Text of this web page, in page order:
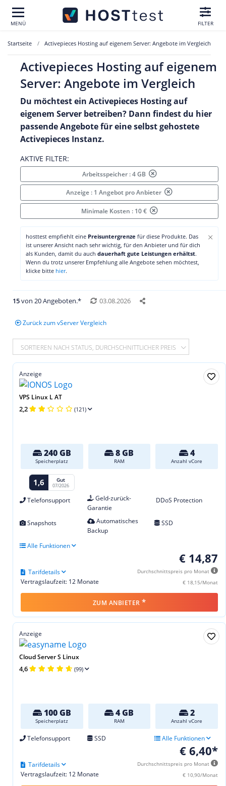
MENÜ FILTER
Startseite Activepieces Hosting auf eigenem Server: Angebote im Vergleich
Activepieces Hosting auf eigenem
Server: Angebote im Vergleich
Du möchtest ein Activepieces Hosting auf
eigenem Server betreiben? Dann findest du hier
passende Angebote für eine selbst gehostete
Activepieces Instanz.
AKTIVE FILTER:
Arbeitsspeicher : 4 GB
Anzeige : 1 Angebot pro Anbieter
Minimale Kosten : 10 €
×
hosttest empfiehlt eine Preisuntergrenze für diese Produkte. Das
ist unserer Ansicht nach sehr wichtig, für den Anbieter und für dich
als Kunden, damit du auch dauerhaft gute Leistungen erhältst.
Wenn du trotz unserer Empfehlung alle Angebote sehen möchtest,
klicke bitte hier.
15von 20 Angeboten.* 03.08.2026
Zurück zum vServer Vergleich
SORTIEREN NACH STATUS, DURCHSCHNITTLICHER PREIS
Anzeige
VPS Linux L AT
2,2 (121)
240 GB
Speicherplatz
8 GB
RAM
4
Anzahl vCore
1,6 Gut
07/2026
Telefonsupport
Geld-zurück-
Garantie
DDoS Protection
Snapshots
Automatisches
Backup
SSD
Alle Funktionen
€ 14,87
Durchschnittspreis pro Monat
€ 18,15/Monat
Vertragslaufzeit: 12 Monate
Tarifdetails
ZUM ANBIETER *
Anzeige
Cloud Server S Linux
4,6 (99)
100 GB
Speicherplatz
4 GB
RAM
2
Anzahl vCore
Telefonsupport SSD Alle Funktionen
€ 6,40*
Durchschnittspreis pro Monat
€ 10,90/Monat
Vertragslaufzeit: 12 Monate
Tarifdetails